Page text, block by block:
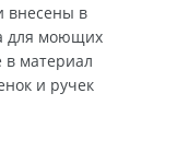
внесены в
для моющих
в материал
и ручек